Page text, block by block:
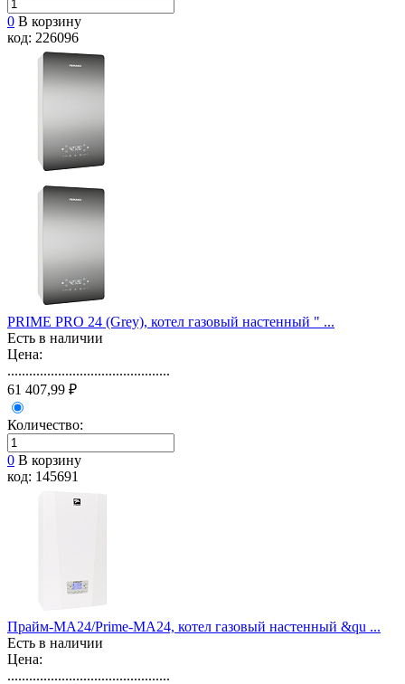
0 В корзину
код: 226096
PRIME PRO 24 (Grey), котел газовый настенный " ...
Есть в наличии
Цена:
.............................................
61 407,99 ₽
Количество:
0 В корзину
код: 145691
Прайм-MA24/Prime-МА24, котел газовый настенный &qu ...
Есть в наличии
Цена:
.............................................